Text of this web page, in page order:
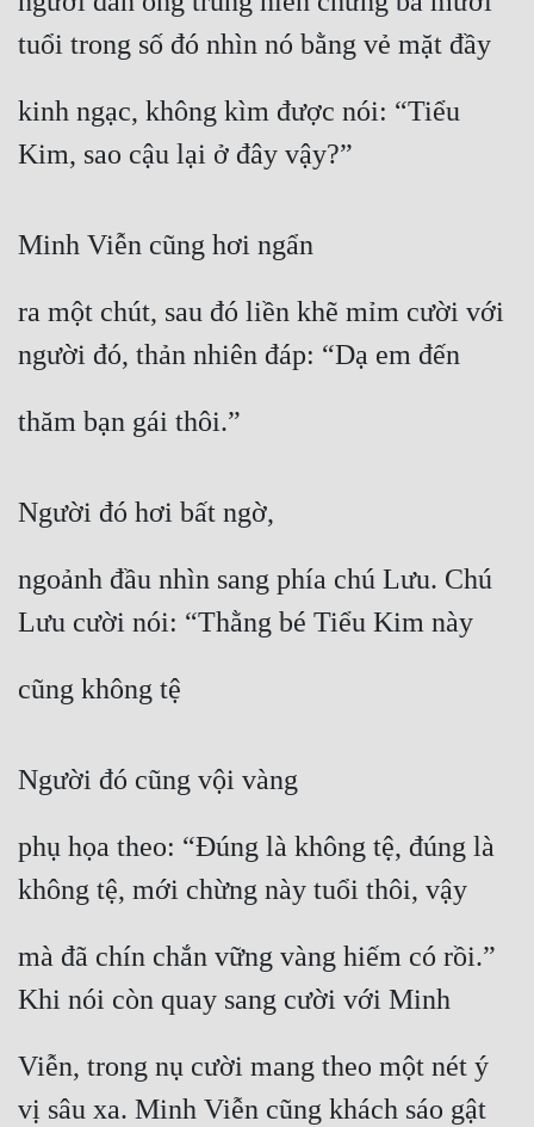
tuổi trong số đó nhìn nó bằng vẻ mặt đầy
kinh ngạc, không kìm được nói: “Tiểu
Kim, sao cậu lại ở đây vậy?”
Minh Viễn cũng hơi ngẩn
ra một chút, sau đó liền khẽ mỉm cười với
người đó, thản nhiên đáp: “Dạ em đến
thăm bạn gái thôi.”
Người đó hơi bất ngờ,
ngoảnh đầu nhìn sang phía chú Lưu. Chú
Lưu cười nói: “Thằng bé Tiểu Kim này
cũng không tệ
Người đó cũng vội vàng
phụ họa theo: “Đúng là không tệ, đúng là
không tệ, mới chừng này tuổi thôi, vậy
mà đã chín chắn vững vàng hiếm có rồi.”
Khi nói còn quay sang cười với Minh
Viễn, trong nụ cười mang theo một nét ý
vị sâu xa. Minh Viễn cũng khách sáo gật